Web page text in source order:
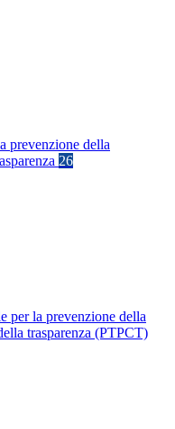
prevenzione della
26
per la prevenzione della
trasparenza (PTPCT)